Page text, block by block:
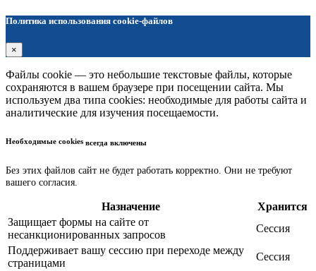
Политика использования cookie-файлов
×
Файлы cookie — это небольшие текстовые файлы, которые
сохраняются в вашем браузере при посещении сайта. Мы
используем два типа cookies: необходимые для работы сайта и
аналитические для изучения посещаемости.
Необходимые cookies всегда включены
Без этих файлов сайт не будет работать корректно. Они не требуют
вашего согласия.
Назначение
Хранится
Защищает формы на сайте от
несанкционированных запросов
Сессия
Поддерживает вашу сессию при переходе между
страницами
Сессия